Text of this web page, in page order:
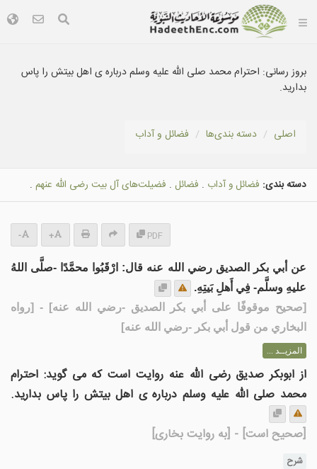
بروز رسانی: احترام محمد صلى الله عليه وسلم درباره ی اهل بيتش را پاس
بداريد.
اصلی دسته بندى‌ها فضائل و آداب
دسته بندی: فضائل و آداب . فضائل . فضيلت‌هاى آل بيت رضى الله عنهم .
PDF
+
-
عن أبي بكر الصديق رضي الله عنه قال: ارْقَبُوا محمَّدًا -صلَّى اللهُ
عليهِ وسلَّم- فِي أَهلِ بَيتِهِ.
[صحيح موقوفًا على أبي بكر الصديق -رضي الله عنه] - [رواه
البخاري من قول أبي بكر -رضي الله عنه]
المزيــد ...
از ابوبکر صدیق رضی الله عنه روایت است که می گوید: احترام
محمد صلى الله عليه وسلم درباره ی اهل بيتش را پاس بداريد.
[صحیح است] - [به روایت بخاری]
شرح